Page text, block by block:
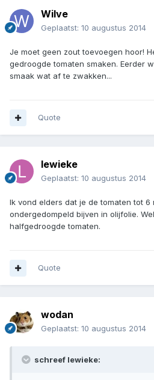
Wilve
Geplaatst: 10 augustus 2014
Je moet geen zout toevoegen hoor!
gedroogde tomaten smaken. Eerder
smaak wat af te zwakken...
Quote
lewieke
Geplaatst: 10 augustus 2014
Ik vond elders dat je de tomaten tot
ondergedompeld bijven in olijfolie.
halfgedroogde tomaten.
Quote
wodan
Geplaatst: 10 augustus 2014
schreef lewieke: